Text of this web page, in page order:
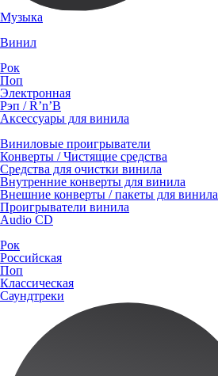
Музыка
Винил
Рок
Поп
Электронная
Рэп / R’n’B
Аксессуары для винила
Виниловые проигрыватели
Конверты / Чистящие средства
Средства для очистки винила
Внутренние конверты для винила
Внешние конверты / пакеты для винила
Проигрыватели винила
Audio CD
Рок
Российская
Поп
Классическая
Саундтреки